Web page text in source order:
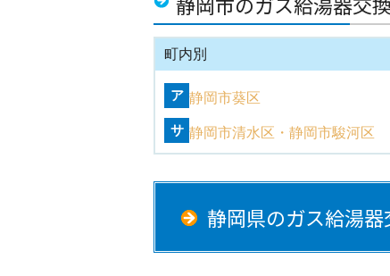
町内別
ア 静岡市葵区
サ 静岡市清水区 静岡市駿河区
静岡県のガス給湯